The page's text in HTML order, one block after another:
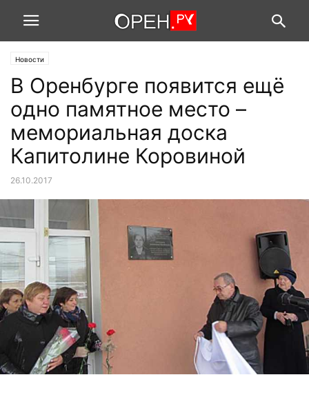
Новости
В Оренбурге появится ещё
одно памятное место –
мемориальная доска
Капитолине Коровиной
26.10.2017